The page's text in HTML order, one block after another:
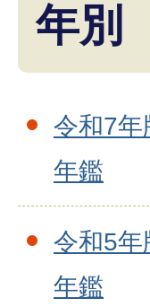
年別
令和7
年鑑
令和5
年鑑